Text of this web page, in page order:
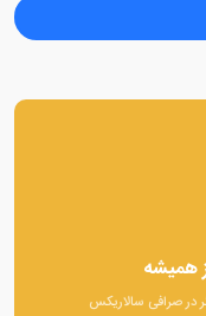
همیشه